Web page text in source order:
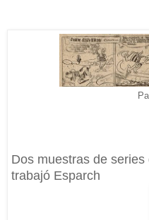
Dos muestras de
trabajó Esparch